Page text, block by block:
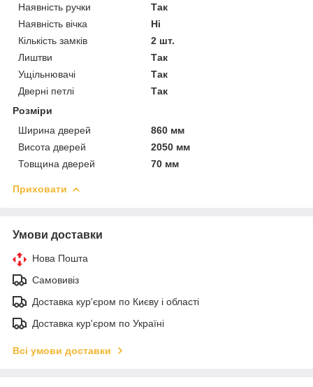
Наявність ручки
Так
Наявність вічка
Ні
Кількість замків
2 шт.
Лиштви
Так
Ущільнювачі
Так
Дверні петлі
Так
Розміри
Ширина дверей
860 мм
Висота дверей
2050 мм
Товщина дверей
70 мм
Приховати
Умови доставки
Нова Пошта
Самовивіз
Доставка кур'єром по Києву і області
Доставка кур'єром по Україні
Всі умови доставки